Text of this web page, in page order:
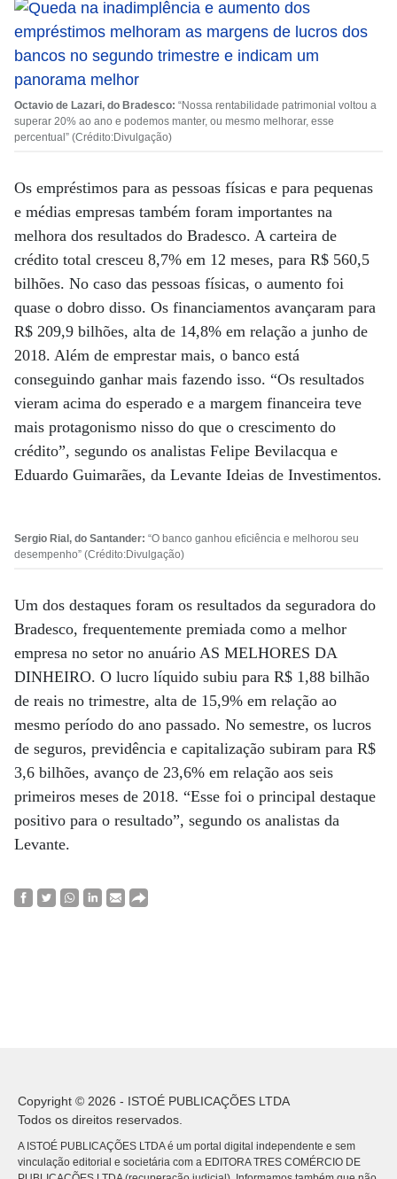
Octavio de Lazari, do Bradesco: “Nossa rentabilidade patrimonial voltou a
superar 20% ao ano e podemos manter, ou mesmo melhorar, esse
percentual” (Crédito:Divulgação)
Os empréstimos para as pessoas físicas e para pequenas
e médias empresas também foram importantes na
melhora dos resultados do Bradesco. A carteira de
crédito total cresceu 8,7% em 12 meses, para R$ 560,5
bilhões. No caso das pessoas físicas, o aumento foi
quase o dobro disso. Os financiamentos avançaram para
R$ 209,9 bilhões, alta de 14,8% em relação a junho de
2018. Além de emprestar mais, o banco está
conseguindo ganhar mais fazendo isso. “Os resultados
vieram acima do esperado e a margem financeira teve
mais protagonismo nisso do que o crescimento do
crédito”, segundo os analistas Felipe Bevilacqua e
Eduardo Guimarães, da Levante Ideias de Investimentos.
Sergio Rial, do Santander: “O banco ganhou eficiência e melhorou seu
desempenho” (Crédito:Divulgação)
Um dos destaques foram os resultados da seguradora do
Bradesco, frequentemente premiada como a melhor
empresa no setor no anuário AS MELHORES DA
DINHEIRO. O lucro líquido subiu para R$ 1,88 bilhão
de reais no trimestre, alta de 15,9% em relação ao
mesmo período do ano passado. No semestre, os lucros
de seguros, previdência e capitalização subiram para R$
3,6 bilhões, avanço de 23,6% em relação aos seis
primeiros meses de 2018. “Esse foi o principal destaque
positivo para o resultado”, segundo os analistas da
Levante.
Copyright © 2026 - ISTOÉ PUBLICAÇÕES LTDA
Todos os direitos reservados.
A ISTOÉ PUBLICAÇÕES LTDA é um portal digital independente e sem
vinculação editorial e societária com a EDITORA TRES COMÉRCIO DE